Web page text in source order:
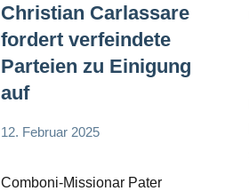
Christian Carlassare
fordert verfeindete
Parteien zu Einigung
auf
12. Februar 2025
Comboni-Missionar Pater